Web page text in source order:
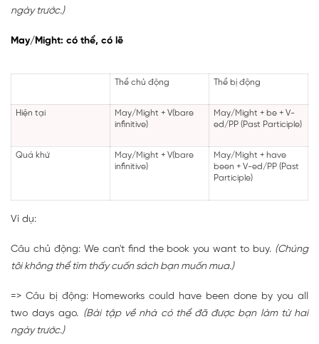
ngày trước.)
May/Might: có thể, có lẽ
Thể chủ động Thể bị động
Hiện tại May/Might + V(bare
infinitive)
May/Might + be + V-
ed/PP (Past Participle)
Quá khứ May/Might + V(bare
infinitive)
May/Might + have
been + V-ed/PP (Past
Participle)
Ví dụ:
Câu chủ động: We can't find the book you want to buy. (Chúng
tôi không thể tìm thấy cuốn sách bạn muốn mua.)
=> Câu bị động: Homeworks could have been done by you all
two days ago. (Bài tập về nhà có thể đã được bạn làm từ hai
ngày trước.)